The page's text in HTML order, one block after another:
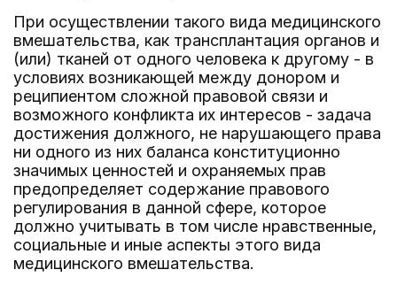
При осуществлении такого вида медицинского
вмешательства, как трансплантация органов и
(или) тканей от одного человека к другому - в
условиях возникающей между донором и
реципиентом сложной правовой связи и
возможного конфликта их интересов - задача
достижения должного, не нарушающего права
ни одного из них баланса конституционно
значимых ценностей и охраняемых прав
предопределяет содержание правового
регулирования в данной сфере, которое
должно учитывать в том числе нравственные,
социальные и иные аспекты этого вида
медицинского вмешательства.